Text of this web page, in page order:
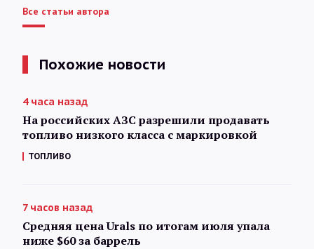
Все статьи автора
Похожие новости
4 часа назад
На российских АЗС разрешили продавать
топливо низкого класса с маркировкой
ТОПЛИВО
7 часов назад
Средняя цена Urals по итогам июля упала
ниже $60 за баррель